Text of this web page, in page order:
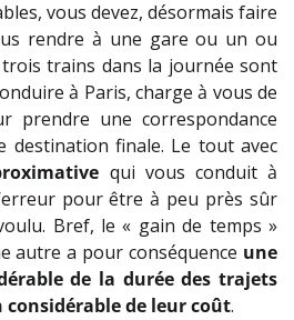
vous devez, désormais faire
rendre à une gare ou un ou
trains dans la journée sont
à Paris, charge à vous de
prendre une correspondance
destination finale. Le tout avec
qui vous conduit à
pour être à peu près sûr
Bref, le « gain de temps »
autre a pour conséquence une
de la durée des trajets
de leur coût.